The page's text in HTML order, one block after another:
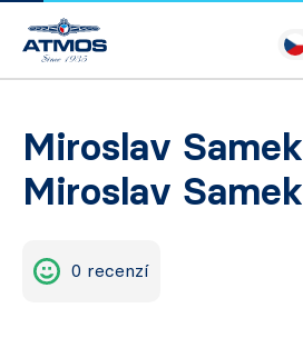
Miroslav Samek
Miroslav Samek
0 recenzí